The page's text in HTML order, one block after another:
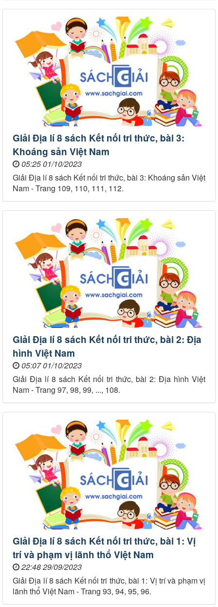
Giải Địa lí 8 sách Kết nối tri thức, bài 3:
Khoáng sản Việt Nam
05:25 01/10/2023
Giải Địa lí 8 sách Kết nối tri thức, bài 3: Khoáng sản Việt
Nam - Trang 109, 110, 111, 112.
Giải Địa lí 8 sách Kết nối tri thức, bài 2: Địa
hình Việt Nam
05:07 01/10/2023
Giải Địa lí 8 sách Kết nối tri thức, bài 2: Địa hình Việt
Nam - Trang 97, 98, 99, ..., 108.
Giải Địa lí 8 sách Kết nối tri thức, bài 1: Vị
trí và phạm vị lãnh thổ Việt Nam
22:48 29/09/2023
Giải Địa lí 8 sách Kết nối tri thức, bài 1: Vị trí và phạm vị
lãnh thổ Việt Nam - Trang 93, 94, 95, 96.